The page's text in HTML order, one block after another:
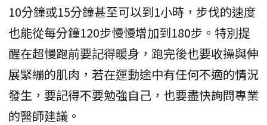
10分鐘或15分鐘甚至可以到1小時，步伐的速度
也能從每分鐘120步慢慢增加到180步。特別提
醒在超慢跑前要記得暖身，跑完後也要收操與伸
展緊繃的肌肉，若在運動途中有任何不適的情況
發生，要記得不要勉強自己，也要盡快詢問專業
的醫師建議。